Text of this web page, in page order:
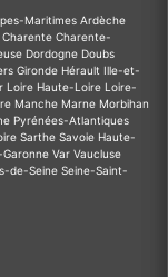
Maritimes Ardèche
Charente Charente-
Dordogne Doubs
Gironde Hérault Ille-et-
Loire Haute-Loire Loire-
Manche Marne Morbihan
Pyrénées-Atlantiques
Sarthe Savoie Haute-
Var Vaucluse
de-Seine Seine-Saint-